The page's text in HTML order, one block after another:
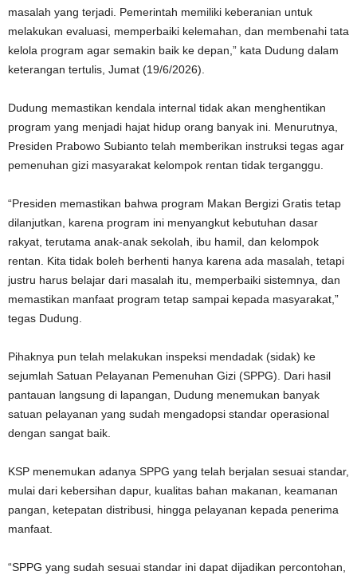
masalah yang terjadi. Pemerintah memiliki keberanian untuk
melakukan evaluasi, memperbaiki kelemahan, dan membenahi tata
kelola program agar semakin baik ke depan,” kata Dudung dalam
keterangan tertulis, Jumat (19/6/2026).
Dudung memastikan kendala internal tidak akan menghentikan
program yang menjadi hajat hidup orang banyak ini. Menurutnya,
Presiden Prabowo Subianto telah memberikan instruksi tegas agar
pemenuhan gizi masyarakat kelompok rentan tidak terganggu.
“Presiden memastikan bahwa program Makan Bergizi Gratis tetap
dilanjutkan, karena program ini menyangkut kebutuhan dasar
rakyat, terutama anak-anak sekolah, ibu hamil, dan kelompok
rentan. Kita tidak boleh berhenti hanya karena ada masalah, tetapi
justru harus belajar dari masalah itu, memperbaiki sistemnya, dan
memastikan manfaat program tetap sampai kepada masyarakat,”
tegas Dudung.
Pihaknya pun telah melakukan inspeksi mendadak (sidak) ke
sejumlah Satuan Pelayanan Pemenuhan Gizi (SPPG). Dari hasil
pantauan langsung di lapangan, Dudung menemukan banyak
satuan pelayanan yang sudah mengadopsi standar operasional
dengan sangat baik.
KSP menemukan adanya SPPG yang telah berjalan sesuai standar,
mulai dari kebersihan dapur, kualitas bahan makanan, keamanan
pangan, ketepatan distribusi, hingga pelayanan kepada penerima
manfaat.
“SPPG yang sudah sesuai standar ini dapat dijadikan percontohan,